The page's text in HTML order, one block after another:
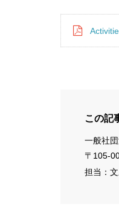
この記
一般社
〒105-
担当：